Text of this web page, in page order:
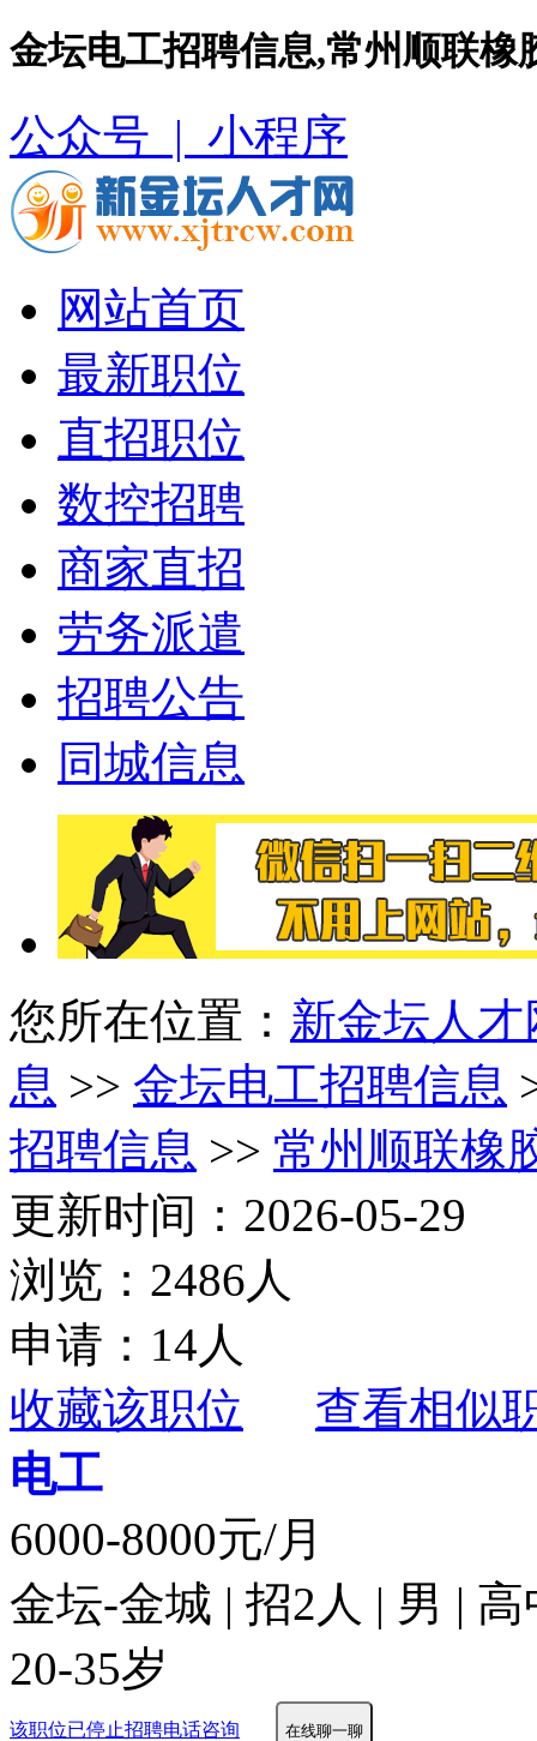
金坛电工招聘信息,常州顺联橡
公众号 | 小程序
网站首页
最新职位
直招职位
数控招聘
商家直招
劳务派遣
招聘公告
同城信息
您所在位置： 新金坛人才
息 >> 金坛电工招聘信息
招聘信息 >> 常州顺联橡
更新时间：2026-05-29
浏览：2486人
申请：14人
收藏该职位
查看相似
电工
6000-8000元/月
金坛-金城 | 招2人 | 男 |
20-35岁
该职位已停止招聘电话咨询 在线聊一聊